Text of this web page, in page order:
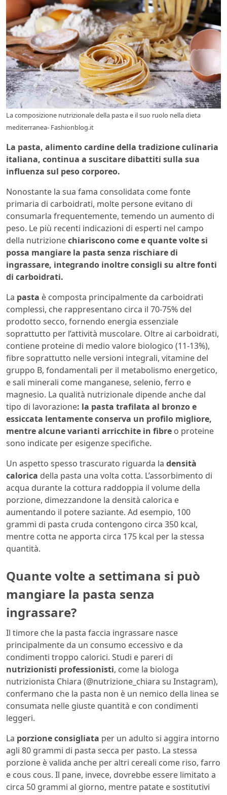
La composizione nutrizionale della pasta e il suo ruolo nella dieta
mediterranea- Fashionblog.it
La pasta, alimento cardine della tradizione culinaria
italiana, continua a suscitare dibattiti sulla sua
influenza sul peso corporeo.
Nonostante la sua fama consolidata come fonte
primaria di carboidrati, molte persone evitano di
consumarla frequentemente, temendo un aumento di
peso. Le più recenti indicazioni di esperti nel campo
della nutrizionechiariscono come e quante volte si
possa mangiare la pasta senza rischiare di
ingrassare, integrando inoltre consigli su altre fonti
di carboidrati.
La pasta è composta principalmente da carboidrati
complessi, che rappresentano circa il 70-75% del
prodotto secco, fornendo energia essenziale
soprattutto per l’attività muscolare. Oltre ai carboidrati,
contiene proteine di medio valore biologico (11-13%),
fibre soprattutto nelle versioni integrali, vitamine del
gruppo B, fondamentali per il metabolismo energetico,
e sali minerali come manganese, selenio, ferro e
magnesio. La qualità nutrizionale dipende anche dal
tipo di lavorazione: la pasta trafilata al bronzo e
essiccata lentamente conserva un profilo migliore,
mentre alcune varianti arricchite in fibre o proteine
sono indicate per esigenze specifiche.
Un aspetto spesso trascurato riguarda la densità
calorica della pasta una volta cotta. L’assorbimento di
acqua durante la cottura raddoppia il volume della
porzione, dimezzandone la densità calorica e
aumentando il potere saziante. Ad esempio, 100
grammi di pasta cruda contengono circa 350 kcal,
mentre cotta ne apporta circa 175 kcal per la stessa
quantità.
Quante volte a settimana si può
mangiare la pasta senza
ingrassare?
Il timore che la pasta faccia ingrassare nasce
principalmente da un consumo eccessivo e da
condimenti troppo calorici. Studi e pareri di
nutrizionisti professionisti, come la biologa
nutrizionista Chiara (@nutrizione_chiara su Instagram),
confermano che la pasta non è un nemico della linea se
consumata nelle giuste quantità e con condimenti
leggeri.
La porzione consigliata per un adulto si aggira intorno
agli 80 grammi di pasta secca per pasto. La stessa
porzione è valida anche per altri cereali come riso, farro
e cous cous. Il pane, invece, dovrebbe essere limitato a
circa 50 grammi al giorno, mentre patate e sostitutivi